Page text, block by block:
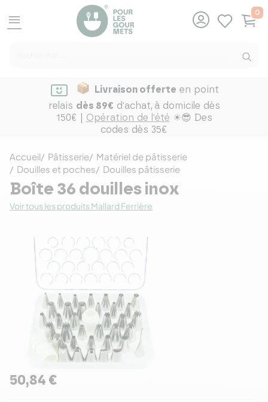
menu
0
Livraison offerte en point
relais dès 89€ d'achat, à domicile dès
150€ | Opération de l'été ☀😎 Des
codes dès 35€
Accueil Pâtisserie
Matériel de pâtisserie
Douilles et poches
Douilles pâtisserie
Boîte 36 douilles inox
Voir tous les produits Mallard Ferrière
50,84 €